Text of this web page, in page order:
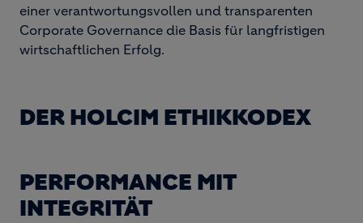
einer verantwortungsvollen und transparenten
Corporate Governance die Basis für langfristigen
wirtschaftlichen Erfolg.
DER HOLCIM ETHIKKODEX
PERFORMANCE MIT
INTEGRITÄT